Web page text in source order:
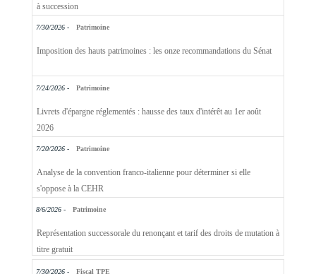
à succession
7/30/2026 - Patrimoine
Imposition des hauts patrimoines : les onze recommandations du Sénat
7/24/2026 - Patrimoine
Livrets d'épargne réglementés : hausse des taux d'intérêt au 1er août
2026
7/20/2026 - Patrimoine
Analyse de la convention franco-italienne pour déterminer si elle
s'oppose à la CEHR
8/6/2026 - Patrimoine
Représentation successorale du renonçant et tarif des droits de mutation à
titre gratuit
7/30/2026 - Fiscal TPE